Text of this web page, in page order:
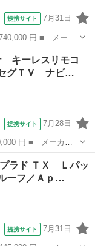
提携サイト 7月31日
レード名： ２．
ＬＥＤランプ １
キーレスリモコ
グＴＶ ナビ…
提携サイト 7月28日
名： プラスハナ
ナビ・ＴＶ エア
プラド ＴＸ Ｌパッ
ーフ／Ａｐ…
提携サイト 7月31日